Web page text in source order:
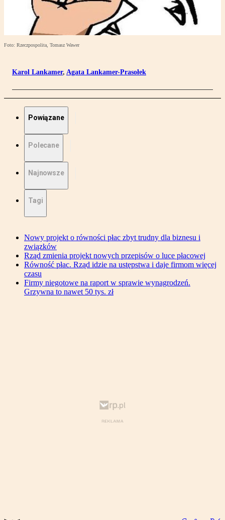
Foto: Rzeczpospolita, Tomasz Wawer
Karol Lankamer, Agata Lankamer-Prasołek
Powiązane
Polecane
Najnowsze
Tagi
Nowy projekt o równości płac zbyt trudny dla biznesu i
związków
Rząd zmienia projekt nowych przepisów o luce płacowej
Równość płac. Rząd idzie na ustępstwa i daje firmom więcej
czasu
Firmy niegotowe na raport w sprawie wynagrodzeń.
Grzywna to nawet 50 tys. zł